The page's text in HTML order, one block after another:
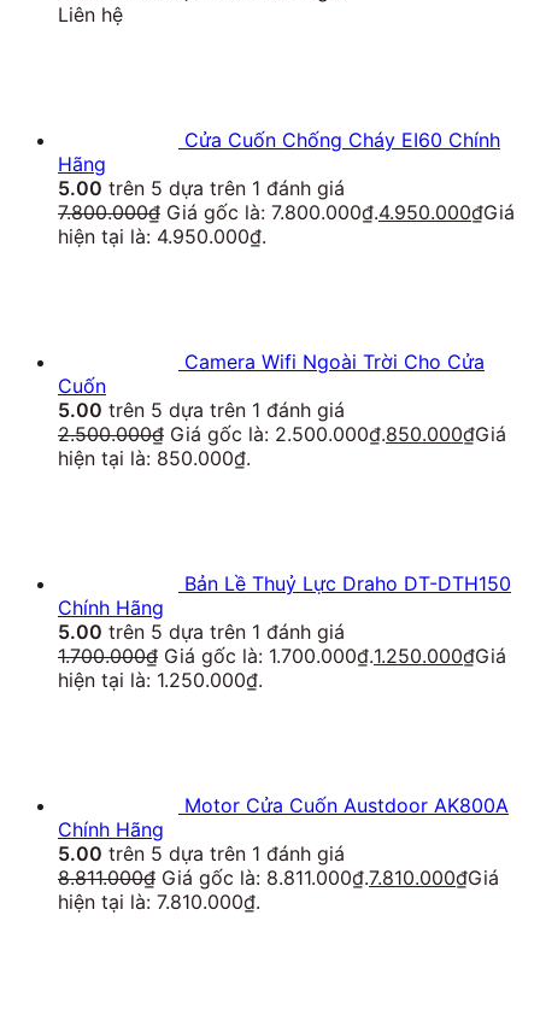
Liên hệ
Cửa Cuốn Chống Cháy EI60 Chính
Hãng
5.00 trên 5 dựa trên 1 đánh giá
7.800.000₫ Giá gốc là: 7.800.000₫.4.950.000₫Giá
hiện tại là: 4.950.000₫.
Camera Wifi Ngoài Trời Cho Cửa
Cuốn
5.00 trên 5 dựa trên 1 đánh giá
2.500.000₫ Giá gốc là: 2.500.000₫.850.000₫Giá
hiện tại là: 850.000₫.
Bản Lề Thuỷ Lực Draho DT-DTH150
Chính Hãng
5.00 trên 5 dựa trên 1 đánh giá
1.700.000₫ Giá gốc là: 1.700.000₫.1.250.000₫Giá
hiện tại là: 1.250.000₫.
Motor Cửa Cuốn Austdoor AK800A
Chính Hãng
5.00 trên 5 dựa trên 1 đánh giá
8.811.000₫ Giá gốc là: 8.811.000₫.7.810.000₫Giá
hiện tại là: 7.810.000₫.